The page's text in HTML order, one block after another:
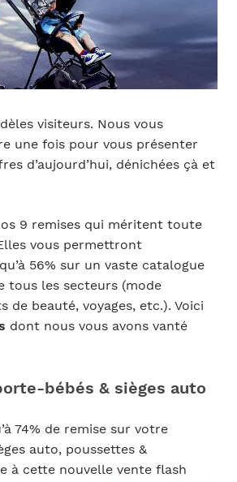
visiteurs. Nous vous
une fois pour vous présenter
d’aujourd’hui, dénichées çà et
9 remises qui méritent toute
vous permettront
56% sur un vaste catalogue
tous les secteurs (mode
de beauté, voyages, etc.). Voici
dont nous vous avons vanté
bébés & sièges auto
74% de remise sur votre
auto, poussettes &
à cette nouvelle vente flash